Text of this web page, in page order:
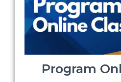
Program